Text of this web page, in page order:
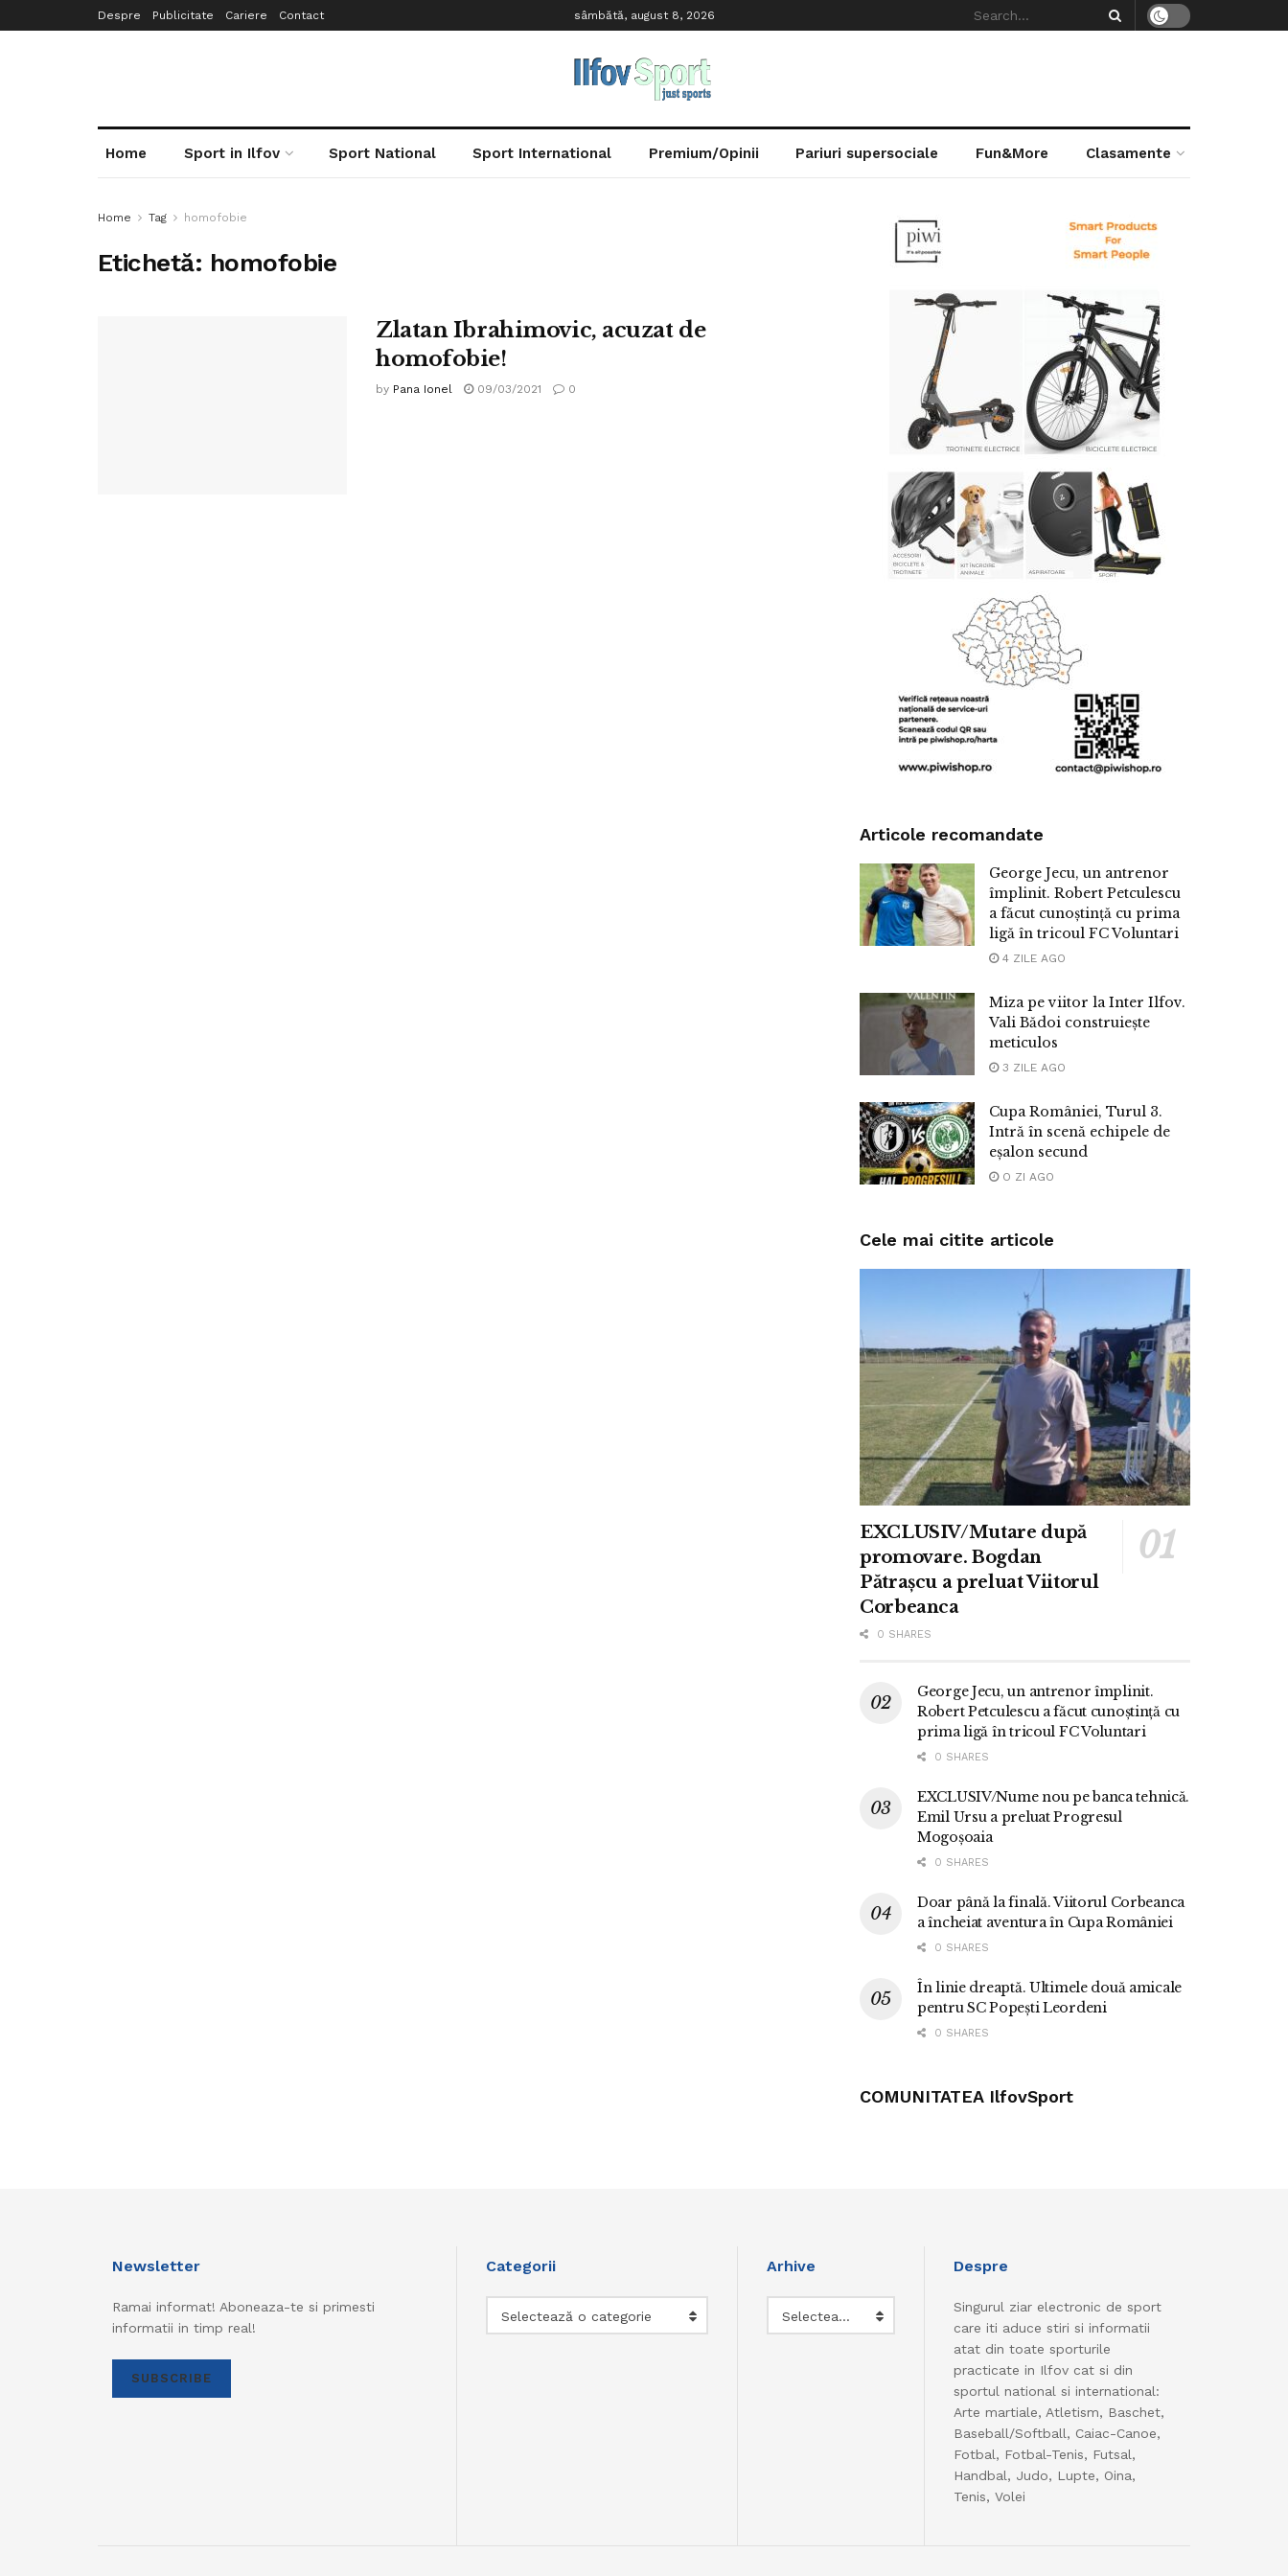
Despre Publicitate Cariere Contact sâmbătă, august 8, 2026
Home Sport in Ilfov Sport National Sport International Premium/Opinii Pariuri supersociale Fun&More Clasamente
Home Tag homofobie
Etichetă: homofobie
Zlatan Ibrahimovic, acuzat de
homofobie!
by Pana Ionel 09/03/2021 0
Articole recomandate
George Jecu, un antrenor
împlinit. Robert Petculescu
a făcut cunoștință cu prima
ligă în tricoul FC Voluntari
4 ZILE AGO
Miza pe viitor la Inter Ilfov.
Vali Bădoi construiește
meticulos
3 ZILE AGO
Cupa României, Turul 3.
Intră în scenă echipele de
eșalon secund
O ZI AGO
Cele mai citite articole
EXCLUSIV/Mutare după
promovare. Bogdan
Pătrașcu a preluat Viitorul
Corbeanca
0 SHARES
George Jecu, un antrenor împlinit.
Robert Petculescu a făcut cunoștință cu
prima ligă în tricoul FC Voluntari
0 SHARES
EXCLUSIV/Nume nou pe banca tehnică.
Emil Ursu a preluat Progresul
Mogoșoaia
0 SHARES
Doar până la finală. Viitorul Corbeanca
a încheiat aventura în Cupa României
0 SHARES
În linie dreaptă. Ultimele două amicale
pentru SC Popești Leordeni
0 SHARES
COMUNITATEA IlfovSport
Newsletter
Ramai informat! Aboneaza-te si primesti
informatii in timp real!
SUBSCRIBE
Categorii
Selectează o categorie
Arhive
Selectează luna
Despre
Singurul ziar electronic de sport
care iti aduce stiri si informatii
atat din toate sporturile
practicate in Ilfov cat si din
sportul national si international:
Arte martiale, Atletism, Baschet,
Baseball/Softball, Caiac-Canoe,
Fotbal, Fotbal-Tenis, Futsal,
Handbal, Judo, Lupte, Oina,
Tenis, Volei